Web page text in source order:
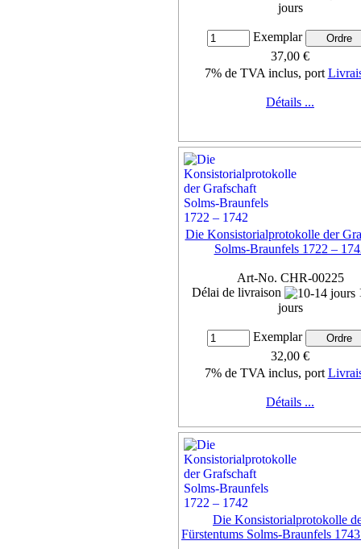
jours
Exemplar
37,00 €
7% de TVA inclus, port
Détails ...
Die Konsistorialprotokolle der
Solms-Braunfels 1722 –
Art-No. CHR-00225
Délai de livraison
jours
Exemplar
32,00 €
7% de TVA inclus, port
Détails ...
Die Konsistorialprotokolle
Fürstentums Solms-Braunfels